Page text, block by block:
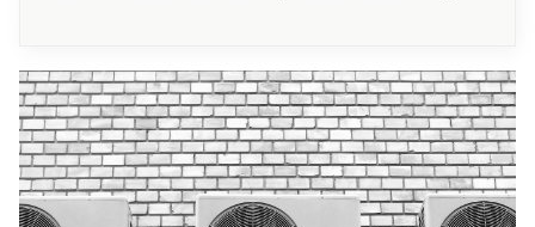
zwangere moeders via de placenta veel
essentiële stoffen uitwisselen met hun baby’s,
is dit bij deze vitamine niet het geval.
Pasgeboren baby’s krijgen altijd vitamine K
toegediend. Geef je borstvoeding, dan is het
ook belangrijk dat je jouw baby een vitamine K-